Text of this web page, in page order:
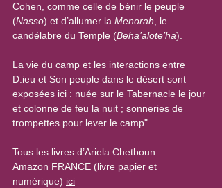
Cohen, comme celle de bénir le peuple
(Nasso) et d’allumer la Menorah , le
candélabre du Temple (Beha’alote’ha).
La vie du camp et les interactions entre
D.ieu et Son peuple dans le désert sont
exposées ici : nuée sur le Tabernacle le jour
et colonne de feu la nuit ; sonneries de
trompettes pour lever le camp".
Tous les livres d’Ariela Chetboun :
Amazon FRANCE (livre papier et
numérique) ici